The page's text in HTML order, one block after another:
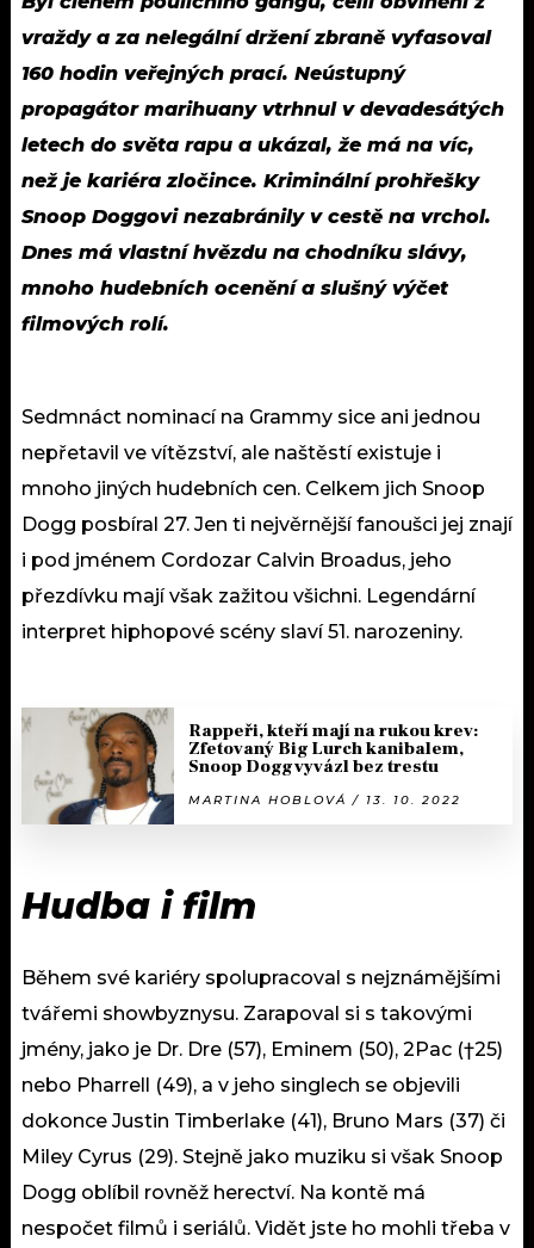
vraždy a za nelegální držení zbraně vyfasoval
160 hodin veřejných prací. Neústupný
propagátor marihuany vtrhnul v devadesátých
letech do světa rapu a ukázal, že má na víc,
než je kariéra zločince. Kriminální prohřešky
Snoop Doggovi nezabránily v cestě na vrchol.
Dnes má vlastní hvězdu na chodníku slávy,
mnoho hudebních ocenění a slušný výčet
filmových rolí.
Sedmnáct nominací na Grammy sice ani jednou
nepřetavil ve vítězství, ale naštěstí existuje i
mnoho jiných hudebních cen. Celkem jich Snoop
Dogg posbíral 27. Jen ti nejvěrnější fanoušci jej znají
i pod jménem Cordozar Calvin Broadus, jeho
přezdívku mají však zažitou všichni. Legendární
interpret hiphopové scény slaví 51. narozeniny.
Rappeři, kteří mají na rukou krev:
Zfetovaný Big Lurch kanibalem,
Snoop Dogg vyvázl bez trestu
MARTINA HOBLOVÁ / 13. 10. 2022
Hudba i film
Během své kariéry spolupracoval s nejznámějšími
tvářemi showbyznysu. Zarapoval si s takovými
jmény, jako je Dr. Dre (57), Eminem (50), 2Pac (†25)
nebo Pharrell (49), a v jeho singlech se objevili
dokonce Justin Timberlake (41), Bruno Mars (37) či
Miley Cyrus (29). Stejně jako muziku si však Snoop
Dogg oblíbil rovněž herectví. Na kontě má
nespočet filmů i seriálů. Vidět jste ho mohli třeba v